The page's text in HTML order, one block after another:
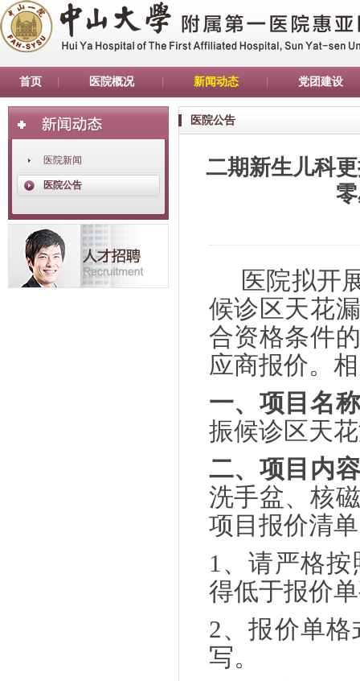
首页 医院概况 新闻动态 党团建设
医院新闻
医院公告
医院公告
二期新生儿科
医院拟开
候诊区天花
合资格条件
应商报价。
一、 项目名
振候诊区天
二、项目内
洗手盆、核
项目报价清
1、请严格
得低于报价
2、报价单
写。